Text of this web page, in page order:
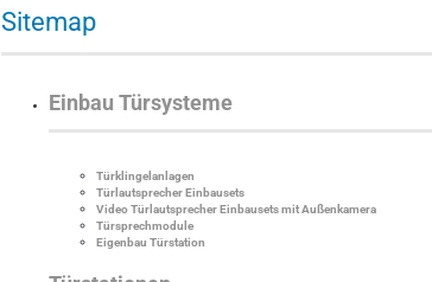
Sitemap
Einbau Türsysteme
Türklingelanlagen
Türlautsprecher Einbausets
Video Türlautsprecher Einbausets mit Außenkamera
Türsprechmodule
Eigenbau Türstation